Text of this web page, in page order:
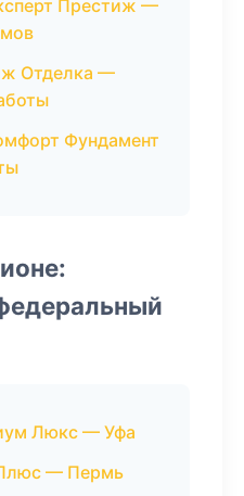
Престиж —
Отделка —
Фундамент
Люкс — Уфа
— Пермь